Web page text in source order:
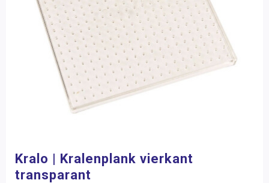
Kralo | Kralenplank vierkant
transparant